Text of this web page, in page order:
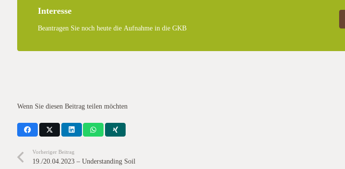
Interesse
Beantragen Sie noch heute die Aufnahme in die GKB
Wenn Sie diesen Beitrag teilen möchten
Vorheriger Beitrag
19./20.04.2023 – Understanding Soil